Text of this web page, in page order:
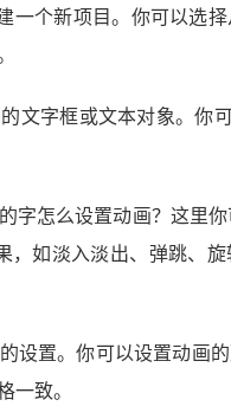
一个新项目。你可以选
文字框或文本对象。你
字怎么设置动画？这里
，如淡入淡出、弹跳、
设置。你可以设置动画
一致。